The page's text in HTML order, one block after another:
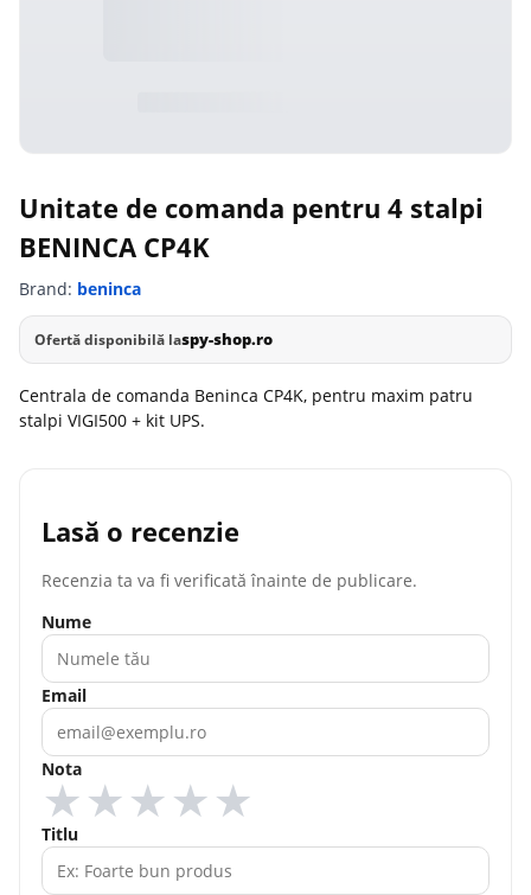
Unitate de comanda pentru 4 stalpi
BENINCA CP4K
Brand: beninca
Ofertă disponibilă laspy-shop.ro
Centrala de comanda Beninca CP4K, pentru maxim patru
stalpi VIGI500 + kit UPS.
Lasă o recenzie
Recenzia ta va fi verificată înainte de publicare.
Nume
Email
Nota
★
★
★
★
★
Titlu